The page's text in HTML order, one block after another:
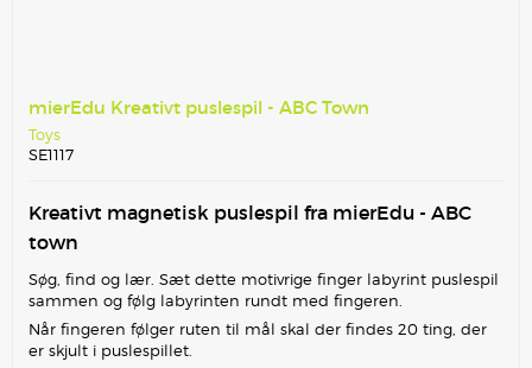
mierEdu Kreativt puslespil - ABC Town
Toys
SE1117
Kreativt magnetisk puslespil fra mierEdu - ABC
town
Søg, find og lær. Sæt dette motivrige finger labyrint puslespil
sammen og følg labyrinten rundt med fingeren.
Når fingeren følger ruten til mål skal der findes 20 ting, der
er skjult i puslespillet.